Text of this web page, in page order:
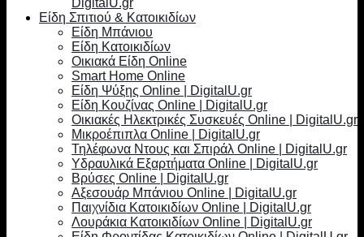
DigitalU.gr
Είδη Σπιτιού & Κατοικιδίων
Είδη Μπάνιου
Είδη Κατοικιδίων
Οικιακά Είδη Online
Smart Home Online
Είδη Ψύξης Online | DigitalU.gr
Είδη Κουζίνας Online | DigitalU.gr
Οικιακές Ηλεκτρικές Συσκευές Online | DigitalU.gr
Μικροέπιπλα Online | DigitalU.gr
Τηλέφωνα Ντους και Σπιράλ Online | DigitalU.gr
Υδραυλικά Εξαρτήματα Online | DigitalU.gr
Βρύσες Online | DigitalU.gr
Αξεσουάρ Μπάνιου Online | DigitalU.gr
Παιχνίδια Κατοικιδίων Online | DigitalU.gr
Λουράκια Κατοικιδίων Online | DigitalU.gr